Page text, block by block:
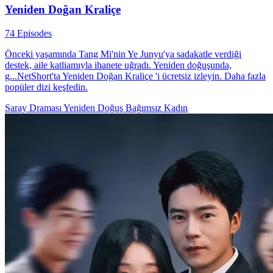
Yeniden Doğan Kraliçe
74 Episodes
Önceki yaşamında Tang Mi'nin Ye Junyu'ya sadakatle verdiği
destek, aile katliamıyla ihanete uğradı. Yeniden doğuşunda,
g...NetShort'ta Yeniden Doğan Kraliçe 'i ücretsiz izleyin. Daha fazla
popüler dizi keşfedin.
Saray Draması Yeniden Doğuş Bağımsız Kadın